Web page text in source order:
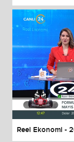
Reel Ekonomi -